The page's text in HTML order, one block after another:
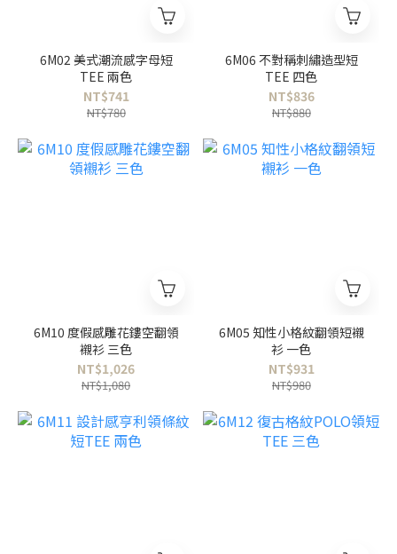
6M02 美式潮流感字母短
TEE 兩色
NT$741
NT$780
6M06 不對稱刺繡造型短
TEE 四色
NT$836
NT$880
6M10 度假感雕花鏤空翻領
襯衫 三色
NT$1,026
NT$1,080
6M05 知性小格紋翻領短襯
衫 一色
NT$931
NT$980